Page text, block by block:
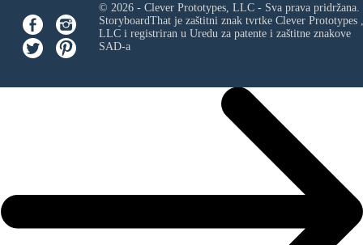
© 2026 - Clever Prototypes, LLC - Sva prava pridržana.
StoryboardThat je zaštitni znak tvrtke Clever Prototypes ,
LLCi registriran u Uredu za patente i zaštitne znakove
SAD-a